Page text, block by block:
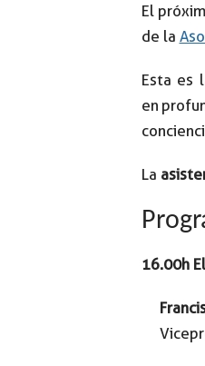
El
de la
Esta es
en
La
16.00h